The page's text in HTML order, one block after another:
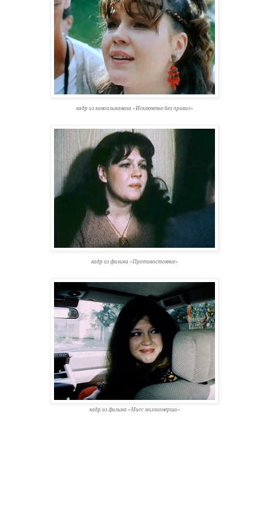
кадр из киноальманаха «Исключение без правил»
кадр из фильма «Противостояние»
кадр из фильма «Мисс миллионерша»